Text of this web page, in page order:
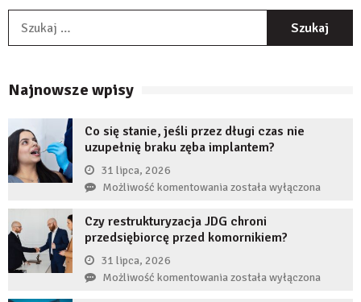
Najnowsze wpisy
Co się stanie, jeśli przez długi czas nie
uzupełnię braku zęba implantem?
31 lipca, 2026
Możliwość komentowaniaCo
stanie,
jeśli
długi
została wyłączona
Czy restrukturyzacja JDG chroni
przedsiębiorcę przed komornikiem?
31 lipca, 2026
Możliwość komentowaniaCzy
została wyłączona